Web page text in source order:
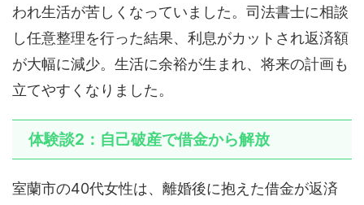
われ生活が苦しくなっていました。司法書士に相談
し任意整理を行った結果、利息がカットされ返済額
が大幅に減少。生活に余裕が生まれ、将来の計画も
立てやすくなりました。
体験談2：自己破産で借金から解放
室蘭市の40代女性は、離婚後に抱えた借金が返済